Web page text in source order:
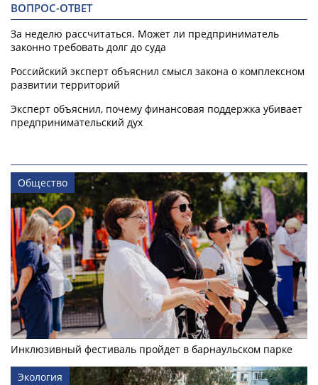
ВОПРОС-ОТВЕТ
За неделю рассчитаться. Может ли предприниматель
законно требовать долг до суда
Российский эксперт объяснил смысл закона о комплексном
развитии территорий
Эксперт объяснил, почему финансовая поддержка убивает
предпринимательский дух
Общество
Инклюзивный фестиваль пройдет в барнаульском парке
Экология